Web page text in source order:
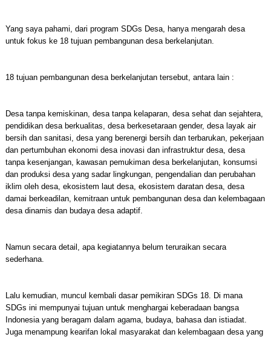
Yang saya pahami, dari program SDGs Desa, hanya mengarah desa
untuk fokus ke 18 tujuan pembangunan desa berkelanjutan.
18 tujuan pembangunan desa berkelanjutan tersebut, antara lain :
Desa tanpa kemiskinan, desa tanpa kelaparan, desa sehat dan sejahtera,
pendidikan desa berkualitas, desa berkesetaraan gender, desa layak air
bersih dan sanitasi, desa yang berenergi bersih dan terbarukan, pekerjaan
dan pertumbuhan ekonomi desa inovasi dan infrastruktur desa, desa
tanpa kesenjangan, kawasan pemukiman desa berkelanjutan, konsumsi
dan produksi desa yang sadar lingkungan, pengendalian dan perubahan
iklim oleh desa, ekosistem laut desa, ekosistem daratan desa, desa
damai berkeadilan, kemitraan untuk pembangunan desa dan kelembagaan
desa dinamis dan budaya desa adaptif.
Namun secara detail, apa kegiatannya belum teruraikan secara
sederhana.
Lalu kemudian, muncul kembali dasar pemikiran SDGs 18. Di mana
SDGs ini mempunyai tujuan untuk menghargai keberadaan bangsa
Indonesia yang beragam dalam agama, budaya, bahasa dan istiadat.
Juga menampung kearifan lokal masyarakat dan kelembagaan desa yang